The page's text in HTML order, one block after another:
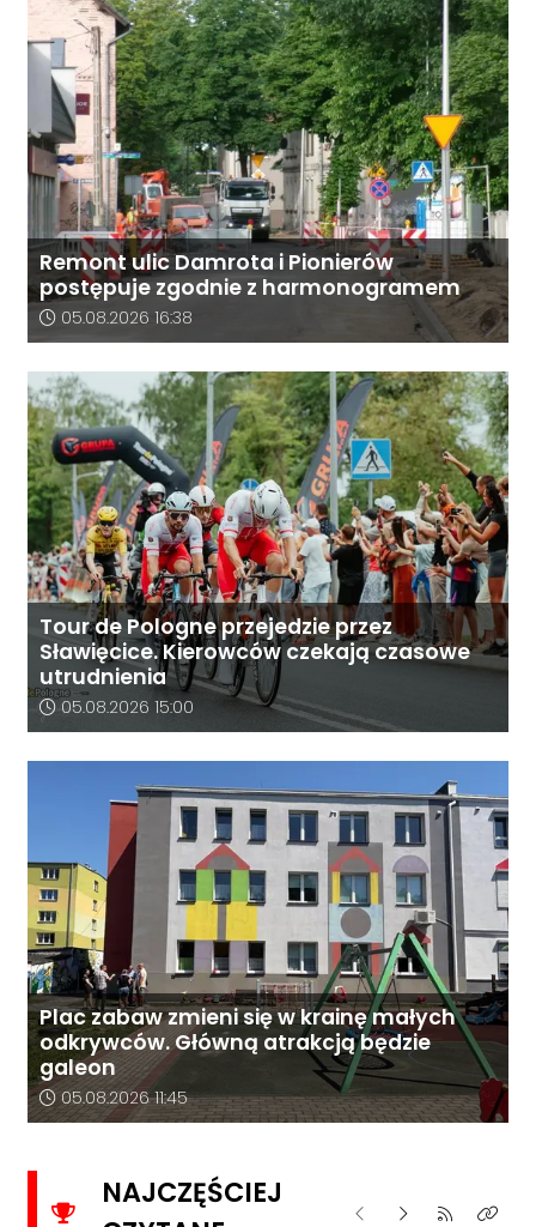
Remont ulic Damrota i Pionierów
postępuje zgodnie z harmonogramem
Data dodania artykułu:
05.08.2026 16:38
Tour de Pologne przejedzie przez
Sławięcice. Kierowców czekają czasowe
utrudnienia
Data dodania artykułu:
05.08.2026 15:00
Plac zabaw zmieni się w krainę małych
odkrywców. Główną atrakcją będzie
galeon
Data dodania artykułu:
05.08.2026 11:45
NAJCZĘŚCIEJ